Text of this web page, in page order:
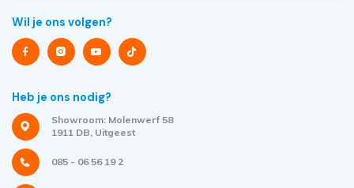
Wil je ons volgen?
Heb je ons nodig?
Showroom: Molenwerf 58
1911 DB, Uitgeest
085 - 06 56 19 2